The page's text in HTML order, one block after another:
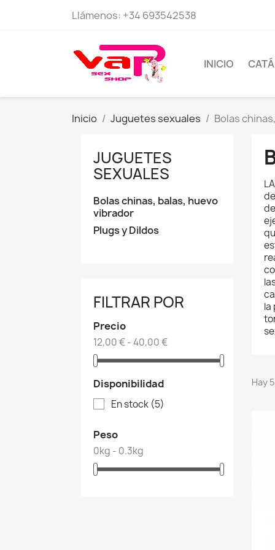
Llámenos: +34 693542538
INICIO
Inicio Juguetes sexuales Bolas
JUGUETES
SEXUALES
Bolas chinas, balas, huevo
vibrador
Plugs y Dildos
FILTRAR POR
Precio
12,00 € - 40,00 €
Disponibilidad
En stock (5)
Peso
0kg - 0.3kg
la
Hay